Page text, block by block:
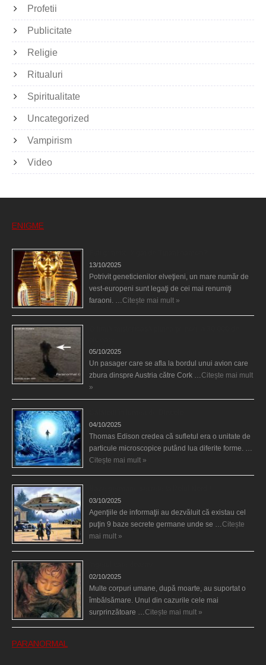
Profetii
Publicitate
Religie
Ritualuri
Spiritualitate
Uncategorized
Vampirism
Video
ENIGME
13/10/2025
Potrivit geneticienilor elveţieni, un mare număr de
vest-europeni sunt legaţi de cei mai renumiţi
faraoni. …Citește mai mult »
05/10/2025
Un pasager care se afla la bordul unui avion care
zbura dinspre Austria către Cork …Citește mai mult
»
04/10/2025
Thomas Edison credea că sufletul era o unitate de
particule microscopice putând lua diferite forme. …
Citește mai mult »
03/10/2025
Agenţiile de informaţii au dezvăluit că existau cel
puţin 9 baze secrete germane unde se …Citește
mai mult »
02/10/2025
Multe corpuri umane, după moarte, au suportat o
îmbălsămare. Unul din cazurile cele mai
surprinzătoare …Citește mai mult »
PARANORMAL